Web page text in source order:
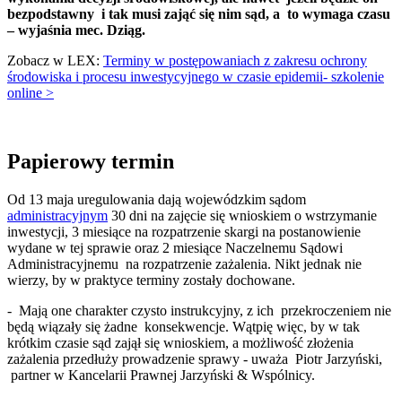
bezpodstawny i tak musi zająć się nim sąd, a to wymaga czasu
– wyjaśnia mec. Dziąg.
Zobacz w LEX: Terminy w postępowaniach z zakresu ochrony
środowiska i procesu inwestycyjnego w czasie epidemii- szkolenie
online >
Papierowy termin
Od 13 maja uregulowania dają wojewódzkim sądom
administracyjnym 30 dni na zajęcie się wnioskiem o wstrzymanie
inwestycji, 3 miesiące na rozpatrzenie skargi na postanowienie
wydane w tej sprawie oraz 2 miesiące Naczelnemu Sądowi
Administracyjnemu na rozpatrzenie zażalenia. Nikt jednak nie
wierzy, by w praktyce terminy zostały dochowane.
- Mają one charakter czysto instrukcyjny, z ich przekroczeniem nie
będą wiązały się żadne konsekwencje. Wątpię więc, by w tak
krótkim czasie sąd zajął się wnioskiem, a możliwość złożenia
zażalenia przedłuży prowadzenie sprawy - uważa Piotr Jarzyński,
partner w Kancelarii Prawnej Jarzyński & Wspólnicy.